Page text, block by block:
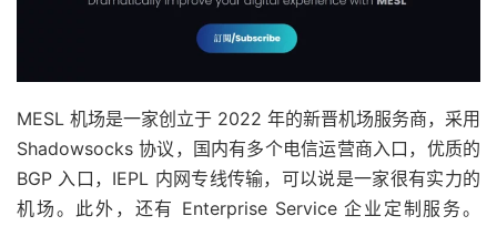
MESL 机场是一家创立于 2022 年的新晋机场服务商，采用
Shadowsocks 协议，国内有多个电信运营商入口，优质的
BGP 入口，IEPL 内网专线传输，可以说是一家很有实力的
机场。此外，还有 Enterprise Service 企业定制服务。